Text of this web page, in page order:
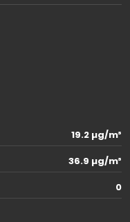
19.2 µg/m³
36.9 µg/m³
0